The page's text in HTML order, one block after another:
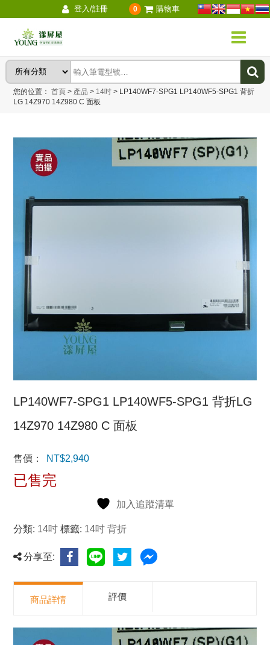
登入/註冊 0 購物車
您的位置：首頁 > 產品 > 14吋 > LP140WF7-SPG1 LP140WF5-SPG1 背折
LG 14Z970 14Z980 C 面板
LP140WF7-SPG1 LP140WF5-SPG1 背折LG
14Z970 14Z980 C 面板
售價： NT$2,940
已售完
加入追蹤清單
分類: 14吋 標籤: 14吋 背折
分享至:
商品詳情 評價